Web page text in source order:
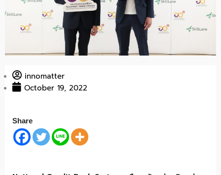
innomatter
October 19, 2022
Share